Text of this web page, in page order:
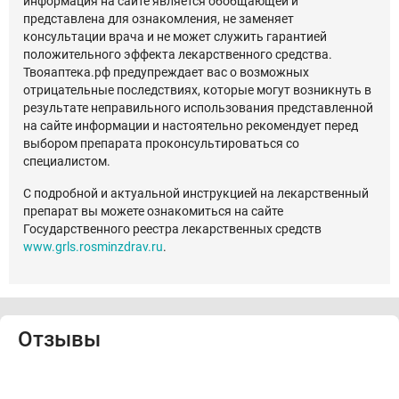
представлена для ознакомления, не заменяет
консультации врача и не может служить гарантией
положительного эффекта лекарственного средства.
Твояаптека.рф предупреждает вас о возможных
отрицательные последствиях, которые могут возникнуть в
результате неправильного использования представленной
на сайте информации и настоятельно рекомендует перед
выбором препарата проконсультироваться со
специалистом.
С подробной и актуальной инструкцией на лекарственный
препарат вы можете ознакомиться на сайте
Государственного реестра лекарственных средств
www.grls.rosminzdrav.ru.
Отзывы